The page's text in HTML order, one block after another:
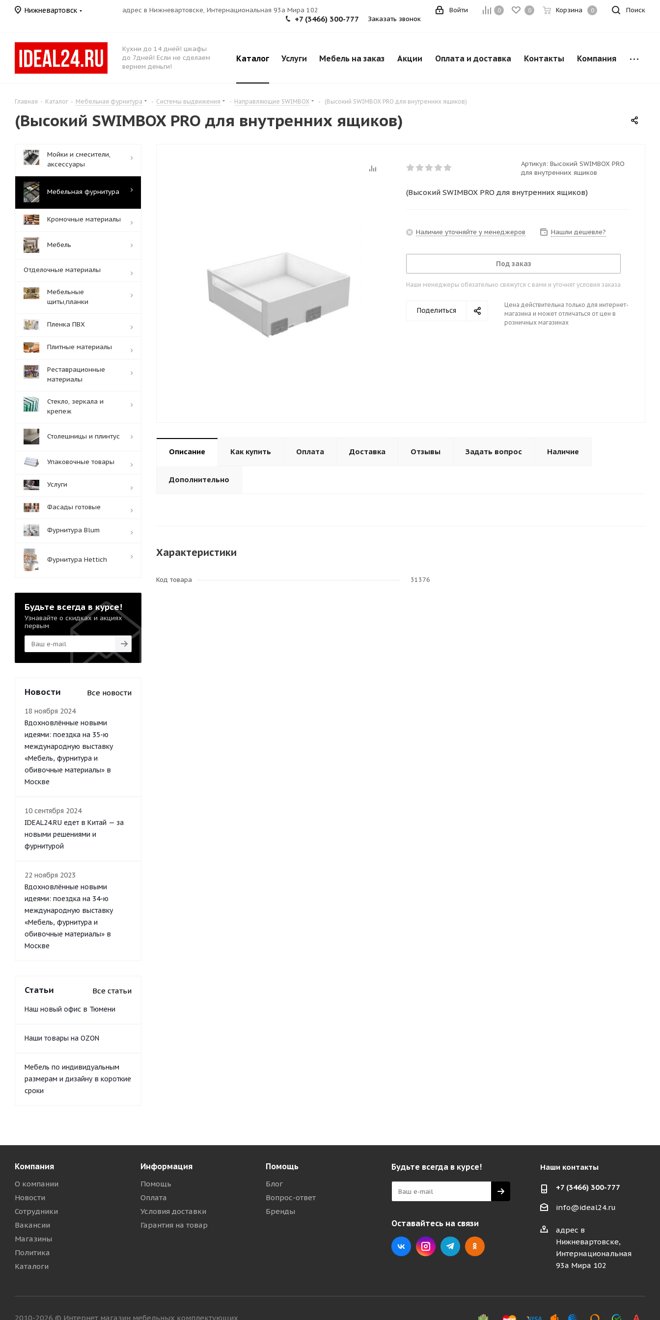
Нижневартовск адрес в Нижневартовске, Интернациональная 93а Мира 102 Поиск
0 0 Корзина 0
Войти
+7 (3466) 300-777 Заказать звонок
Кухни до 14 дней! шкафы
до 7дней! Если не сделаем
вернем деньги!
Каталог Услуги Мебель на заказ Акции Оплата и доставка Контакты Компания
Главная - Каталог - Мебельная фурнитура - Системы выдвижения - Направляющие SWIMBOX - (Высокий SWIMBOX PRO для внутренних ящиков)
(Высокий SWIMBOX PRO для внутренних ящиков)
Артикул: Высокий SWIMBOX PRO
для внутренних ящиков
(Высокий SWIMBOX PRO для внутренних ящиков)
Наличие уточняйте у менеджеров Нашли дешевле?
Под заказ
Наши менеджеры обязательно свяжутся с вами и уточнят условия заказа
Поделиться
Цена действительна только для интернет-
магазина и может отличаться от цен в
розничных магазинах
Описание Как купить Оплата Доставка Отзывы Задать вопрос Наличие
Дополнительно
Характеристики
Код товара 31376
Мойки и смесители,
аксессуары
Мебельная фурнитура
Кромочные материалы
Мебель
Отделочные материалы
Мебельные
щиты,планки
Пленка ПВХ
Плитные материалы
Реставрационные
материалы
Стекло, зеркала и
крепеж
Столешницы и плинтус
Упаковочные товары
Услуги
Фасады готовые
Фурнитура Blum
Фурнитура Hettich
Будьте всегда в курсе!
Узнавайте о скидках и акциях
первым
Новости Все новости
18 ноября 2024
Вдохновлённые новыми
идеями: поездка на 35-ю
международную выставку
«Мебель, фурнитура и
обивочные материалы» в
Москве
10 сентября 2024
IDEAL24.RU едет в Китай — за
новыми решениями и
фурнитурой
22 ноября 2023
Вдохновлённые новыми
идеями: поездка на 34-ю
международную выставку
«Мебель, фурнитура и
обивочные материалы» в
Москве
Статьи Все статьи
Наш новый офис в Тюмени
Наши товары на OZON
Мебель по индивидуальным
размерам и дизайну в короткие
сроки
Компания
О компании
Новости
Сотрудники
Вакансии
Магазины
Политика
Каталоги
Информация
Помощь
Оплата
Условия доставки
Гарантия на товар
Помощь
Блог
Вопрос-ответ
Бренды
Будьте всегда в курсе!
Оставайтесь на связи
Наши контакты
+7 (3466) 300-777
info@ideal24.ru
адрес в
Нижневартовске,
Интернациональная
93а Мира 102
2010-2026 © Интернет магазин мебельных комплектующих